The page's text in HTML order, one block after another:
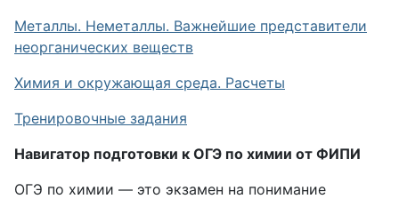
Металлы. Неметаллы. Важнейшие представители
неорганических веществ
Химия и окружающая среда. Расчеты
Тренировочные задания
Навигатор подготовки к ОГЭ по химии от ФИПИ
ОГЭ по химии — это экзамен на понимание